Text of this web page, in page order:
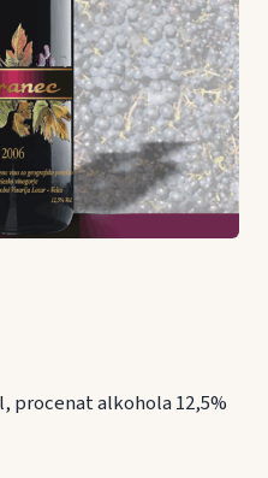
procenat alkohola 12,5%